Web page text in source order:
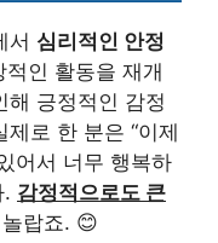
서 심리적인 안정
적인 활동을 재개
해 긍정적인 감정
로 한 분은 “이제
어서 너무 행복하
. 감정적으로도 큰
랍죠. 😊